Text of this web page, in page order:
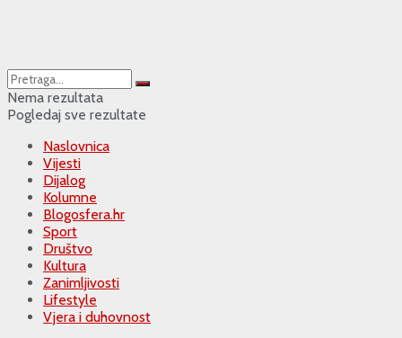
Nema rezultata
Pogledaj sve rezultate
Naslovnica
Vijesti
Dijalog
Kolumne
Blogosfera.hr
Sport
Društvo
Kultura
Zanimljivosti
Lifestyle
Vjera i duhovnost